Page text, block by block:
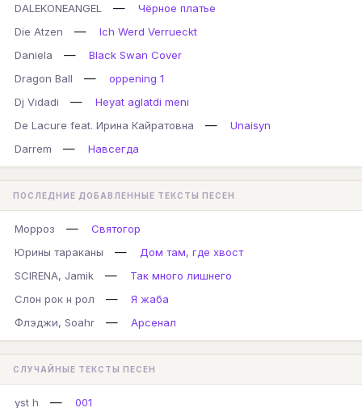
DALEKONEANGEL
—
Чёрное платье
Die Atzen
—
Ich Werd Verrueckt
Daniela
—
Black Swan Cover
Dragon Ball
—
oppening 1
Dj Vidadi
—
Heyat aglatdi meni
De Lacure feat. Ирина Кайратовна
—
Unaisyn
Darrem
— Навсегда
ПОСЛЕДНИЕ ДОБАВЛЕННЫЕ ТЕКСТЫ ПЕСЕН
Морроз —
Святогор
Юрины тараканы
—
Дом там, где хвост
SCIRENA, Jamik
—
Так много лишнего
Слон рок н рол
—
Я жаба
Флэджи, Soahr
— Арсенал
СЛУЧАЙНЫЕ ТЕКСТЫ ПЕСЕН
yst h — 001